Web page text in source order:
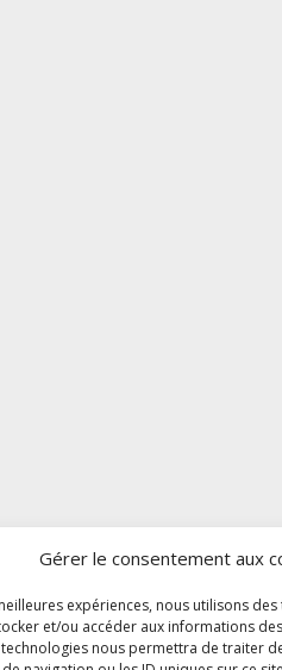
Gérer le consentement aux
expériences, nous utilisons
et/ou accéder aux informations
nous permettra de traiter